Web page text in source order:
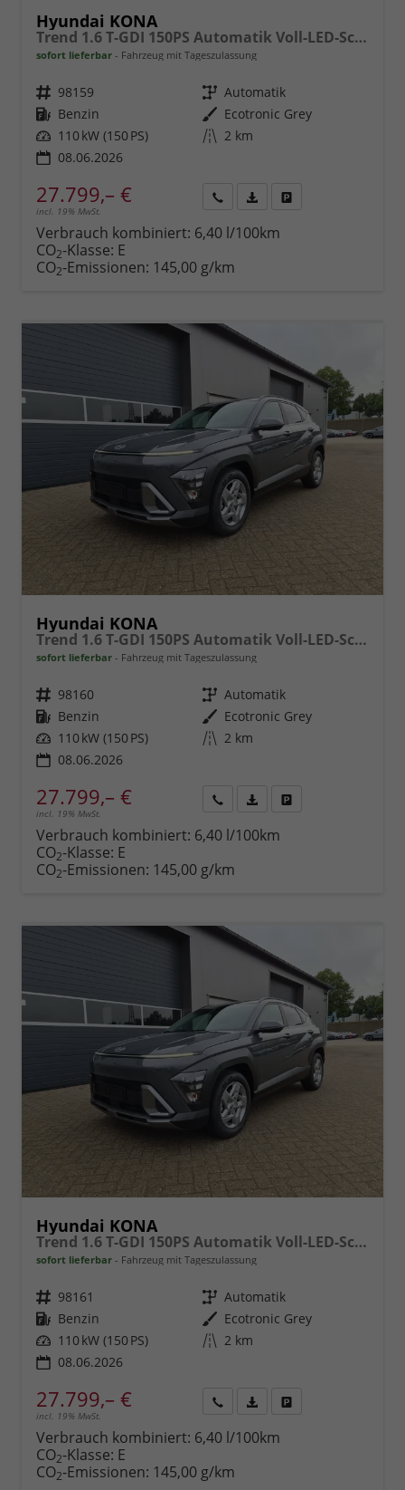
Hyundai KONA
Trend 1.6 T-GDI 150PS Automatik Voll-LED-Scheinw. Sitzheizung Lenkradheizung ACC Klimaautomatik Navi Touchscreen DAB+ Apple CarPlay + Android Auto PDC v+h Rückf.Kamera 2xKeyless 17-LM
sofort lieferbar Fahrzeug mit Tageszulassung
Fahrzeugnr. 98159 Getriebe Automatik
Kraftstoff Benzin Außenfarbe Ecotronic Grey
Leistung 110 kW (150 PS) Kilometerstand 2 km
08.06.2026
27.799,– €
incl. 19% MwSt.
anfordern
Datei,
Verbrauch kombiniert: 6,40 l/100km
CO2-Klasse: E
CO2-Emissionen: 145,00 g/km
Hyundai KONA
Trend 1.6 T-GDI 150PS Automatik Voll-LED-Scheinw. Sitzheizung Lenkradheizung ACC Klimaautomatik Navi Touchscreen DAB+ Apple CarPlay + Android Auto PDC v+h Rückf.Kamera 2xKeyless 17-LM
sofort lieferbar Fahrzeug mit Tageszulassung
Fahrzeugnr. 98160 Getriebe Automatik
Kraftstoff Benzin Außenfarbe Ecotronic Grey
Leistung 110 kW (150 PS) Kilometerstand 2 km
08.06.2026
27.799,– €
incl. 19% MwSt.
anfordern
Datei,
Verbrauch kombiniert: 6,40 l/100km
CO2-Klasse: E
CO2-Emissionen: 145,00 g/km
Hyundai KONA
Trend 1.6 T-GDI 150PS Automatik Voll-LED-Scheinw. Sitzheizung Lenkradheizung ACC Klimaautomatik Navi Touchscreen DAB+ Apple CarPlay + Android Auto PDC v+h Rückf.Kamera 2xKeyless 17-LM
sofort lieferbar Fahrzeug mit Tageszulassung
Fahrzeugnr. 98161 Getriebe Automatik
Kraftstoff Benzin Außenfarbe Ecotronic Grey
Leistung 110 kW (150 PS) Kilometerstand 2 km
08.06.2026
27.799,– €
incl. 19% MwSt.
anfordern
Datei,
Verbrauch kombiniert: 6,40 l/100km
CO2-Klasse: E
CO2-Emissionen: 145,00 g/km